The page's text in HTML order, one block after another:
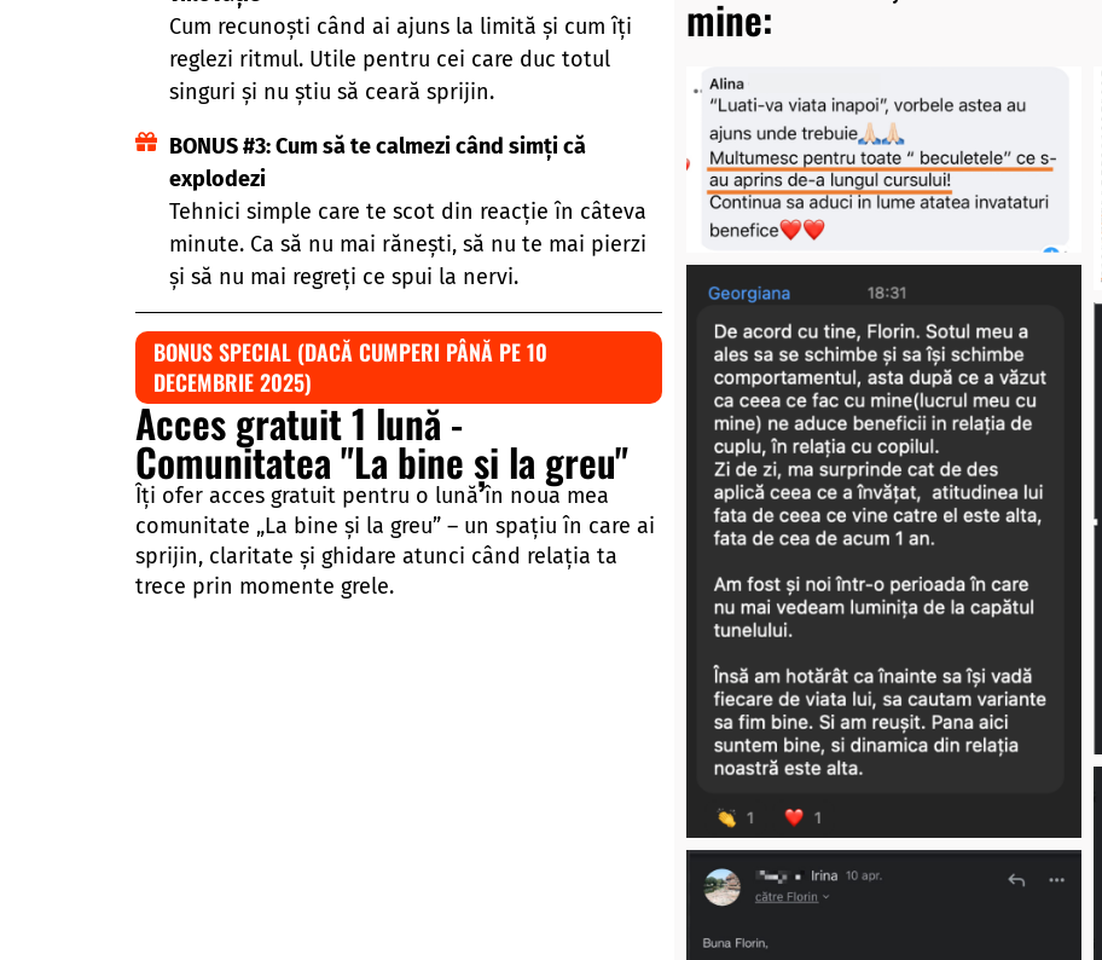
Cum recunoști când ai ajuns la limită și cum îți
reglezi ritmul. Utile pentru cei care duc totul
singuri și nu știu să ceară sprijin.
BONUS #3: Cum să te calmezi când simți că
explodezi
Tehnici simple care te scot din reacție în câteva
minute. Ca să nu mai rănești, să nu te mai pierzi
și să nu mai regreți ce spui la nervi.
BONUS SPECIAL (DACĂ CUMPERI PÂNĂ PE 10
DECEMBRIE 2025)
Acces gratuit 1 lună -
Comunitatea "La bine și la greu"
Îți ofer acces gratuit pentru o lună în noua mea
comunitate „La bine și la greu” – un spațiu în care ai
sprijin, claritate și ghidare atunci când relația ta
trece prin momente grele.
mine: